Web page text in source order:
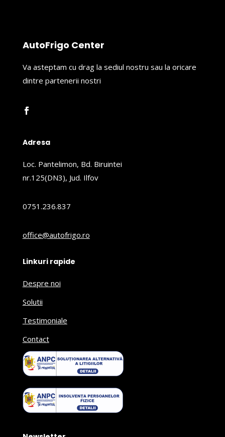
AutoFrigo Center
Va asteptam cu drag la sediul nostru sau la oricare
dintre partenerii nostri
Adresa
Loc. Pantelimon, Bd. Biruintei
nr.125(DN3), Jud. Ilfov
0751.236.837
office@autofrigo.ro
Linkuri rapide
Despre noi
Solutii
Testimoniale
Contact